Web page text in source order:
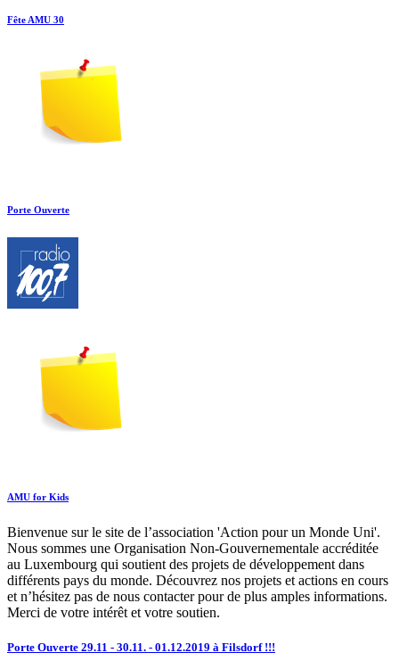
Fête AMU 30
Porte Ouverte
AMU for Kids
Bienvenue sur le site de l’association 'Action pour un Monde Uni'.
Nous sommes une Organisation Non-Gouvernementale accréditée
au Luxembourg qui soutient des projets de développement dans
différents pays du monde. Découvrez nos projets et actions en cours
et n’hésitez pas de nous contacter pour de plus amples informations.
Merci de votre intérêt et votre soutien.
Porte Ouverte 29.11 - 30.11. - 01.12.2019 à Filsdorf !!!